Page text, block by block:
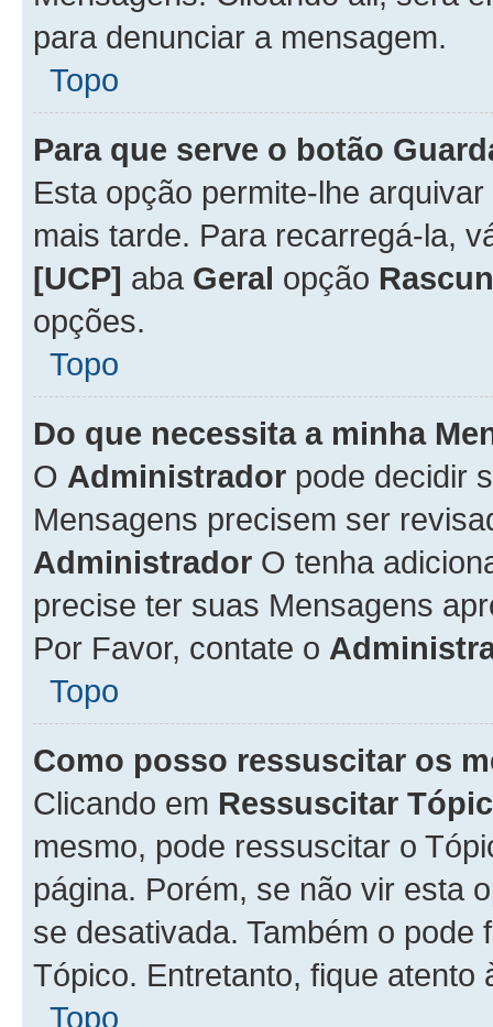
para denunciar a mensagem.
Topo
Para que serve o botão
Esta opção permite-lhe
mais tarde. Para recarregá-la,
[UCP] aba Geral opção
opções.
Topo
Do que necessita a minha
O Administrador pode decidir
Mensagens precisem ser
Administrador O tenha
precise ter suas Mensagens
Por Favor, contate o
Topo
Como posso ressuscitar os
Clicando em Ressuscitar
mesmo, pode ressuscitar o
página. Porém, se não vir esta
se desativada. Também o
Tópico. Entretanto, fique atento
Topo